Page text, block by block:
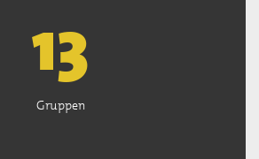
13
Gruppen